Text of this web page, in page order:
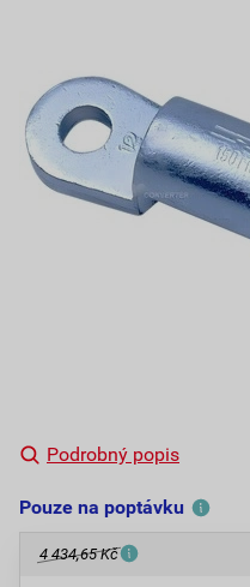
Podrobný popis
Pouze na poptávku
4 434,65 Kč